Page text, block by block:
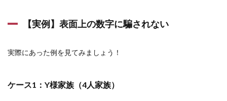
あな
資金
—知
【実例】表面上の数字に騙されない
実際にあった例を見てみましょう！
ケース1：Y様家族（4人家族）